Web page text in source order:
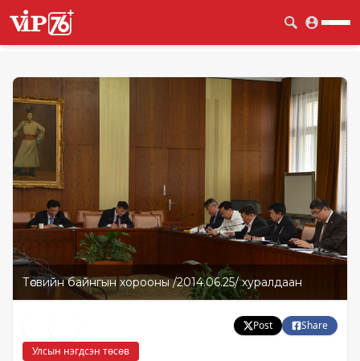
Төсвийн байнгын хорооны /2014.06.25/ хуралдаан
Post
Share
Улсын нэгдсэн төсөв